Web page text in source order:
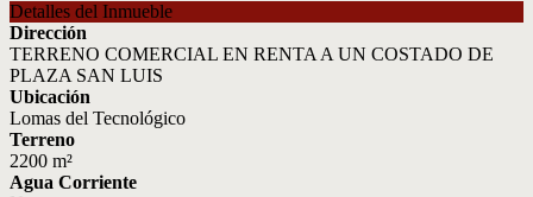
Detalles del Inmueble
Dirección
TERRENO COMERCIAL EN RENTA A UN COSTADO DE
PLAZA SAN LUIS
Ubicación
Lomas del Tecnológico
Terreno
2200 m²
Agua Corriente